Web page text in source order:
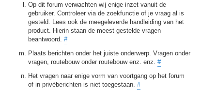
Op dit forum verwachten wij enige inzet vanuit de
gebruiker. Controleer via de zoekfunctie of je vraag al is
gesteld. Lees ook de meegeleverde handleiding van het
product. Hierin staan de meest gestelde vragen
beantwoord. #
Plaats berichten onder het juiste onderwerp. Vragen onder
vragen, routebouw onder routebouw enz. enz. #
Het vragen naar enige vorm van voortgang op het forum
of in privéberichten is niet toegestaan. #